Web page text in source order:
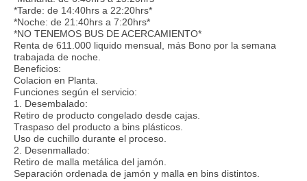
*Tarde: de 14:40hrs a 22:20hrs*
*Noche: de 21:40hrs a 7:20hrs*
*NO TENEMOS BUS DE ACERCAMIENTO*
Renta de 611.000 liquido mensual, más Bono por la semana
trabajada de noche.
Beneficios:
Colacion en Planta.
Funciones según el servicio:
1. Desembalado:
Retiro de producto congelado desde cajas.
Traspaso del producto a bins plásticos.
Uso de cuchillo durante el proceso.
2. Desenmallado:
Retiro de malla metálica del jamón.
Separación ordenada de jamón y malla en bins distintos.